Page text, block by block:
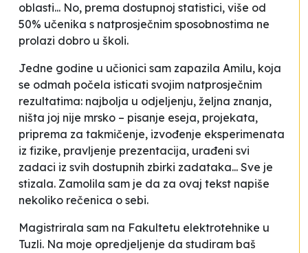
oblasti... No, prema dostupnoj statistici, više od
50% učenika s natprosječnim sposobnostima ne
prolazi dobro u školi.
Jedne godine u učionici sam zapazila Amilu, koja
se odmah počela isticati svojim natprosječnim
rezultatima: najbolja u odjeljenju, željna znanja,
ništa joj nije mrsko – pisanje eseja, projekata,
priprema za takmičenje, izvođenje eksperimenata
iz fizike, pravljenje prezentacija, urađeni svi
zadaci iz svih dostupnih zbirki zadataka... Sve je
stizala. Zamolila sam je da za ovaj tekst napiše
nekoliko rečenica o sebi.
Magistrirala sam na Fakultetu elektrotehnike u
Tuzli. Na moje opredjeljenje da studiram baš